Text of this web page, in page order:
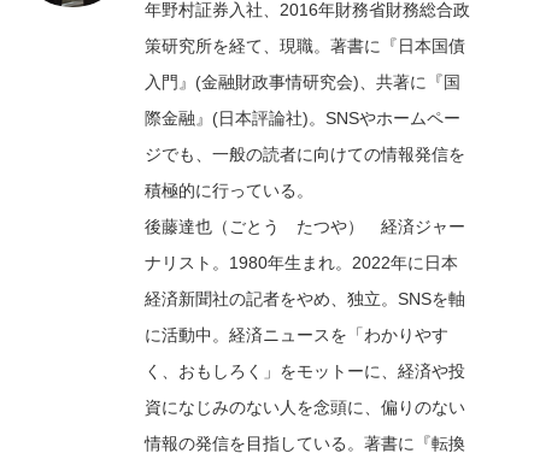
年野村証券入社、2016年財務省財務総合政
策研究所を経て、現職。著書に『日本国債
入門』(金融財政事情研究会)、共著に『国
際金融』(日本評論社)。SNSやホームペー
ジでも、一般の読者に向けての情報発信を
積極的に行っている。
後藤達也（ごとう たつや） 経済ジャー
ナリスト。1980年生まれ。2022年に日本
経済新聞社の記者をやめ、独立。SNSを軸
に活動中。経済ニュースを「わかりやす
く、おもしろく」をモットーに、経済や投
資になじみのない人を念頭に、偏りのない
情報の発信を目指している。著書に『転換